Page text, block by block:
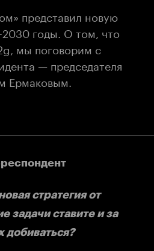
представил новую
годы. О том, что
мы поговорим с
— председателя
Ермаковым.
стратегия от
задачи ставите и за
добиваться?